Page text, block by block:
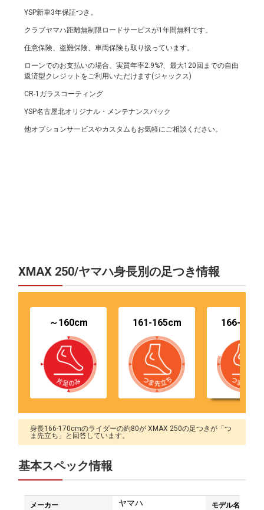
YSP新車3年保証つき。
クラブヤマハ距離無制限ロードサービスが1年間無料です。
任意保険、盗難保険、車両保険も取り扱っています。
ローンでのお支払いの場合、実質年率2.9%?、最大120回までの自由
返済型クレジットをご利用いただけます(ジャックス)
CR-1ガラスコーティング
YSP名古屋北オリジナル・メンテナンスパック
他オプションサービスやカスタムもお気軽にご相談ください。
XMAX 250/ヤマハ身長別の足つき情報
～160cm 161-165cm 166-
身長166-170cmのライダーの約80が XMAX 250の足つきが「つ
ま先立ち」と回答しています。
基本スペック情報
メーカー ヤマハ モデル名